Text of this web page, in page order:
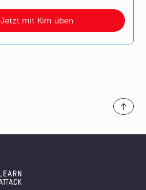
Jetzt mit Kim üben